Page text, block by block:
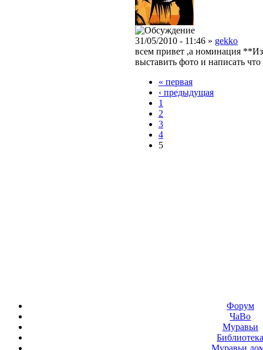
31/05/2010 - 11:46 » gekko
всем привет ,а номинация
выставить фото и написать
« первая
‹ предыдущая
1
2
3
4
5
Форум
ЧаВо
Муравьи
Муравьи